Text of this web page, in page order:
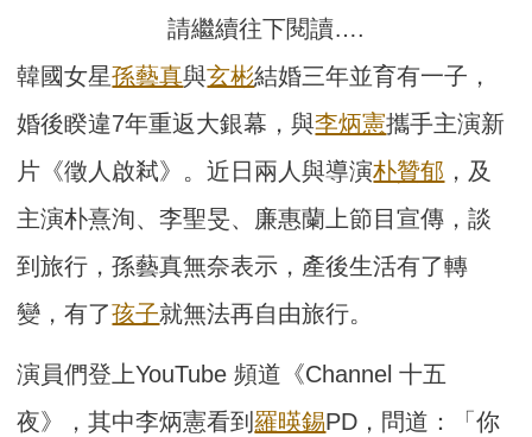
請繼續往下閱讀….
韓國女星孫藝真與玄彬結婚三年並育有一子，
婚後睽違7年重返大銀幕，與李炳憲攜手主演新
片《徵人啟弒》。近日兩人與導演朴贊郁 ，及
主演朴熹洵、李聖旻、廉惠蘭上節目宣傳，談
到旅行，孫藝真無奈表示，產後生活有了轉
變，有了孩子就無法再自由旅行。
演員們登上YouTube 頻道《Channel 十五
夜》，其中李炳憲看到羅暎錫PD，問道：「你